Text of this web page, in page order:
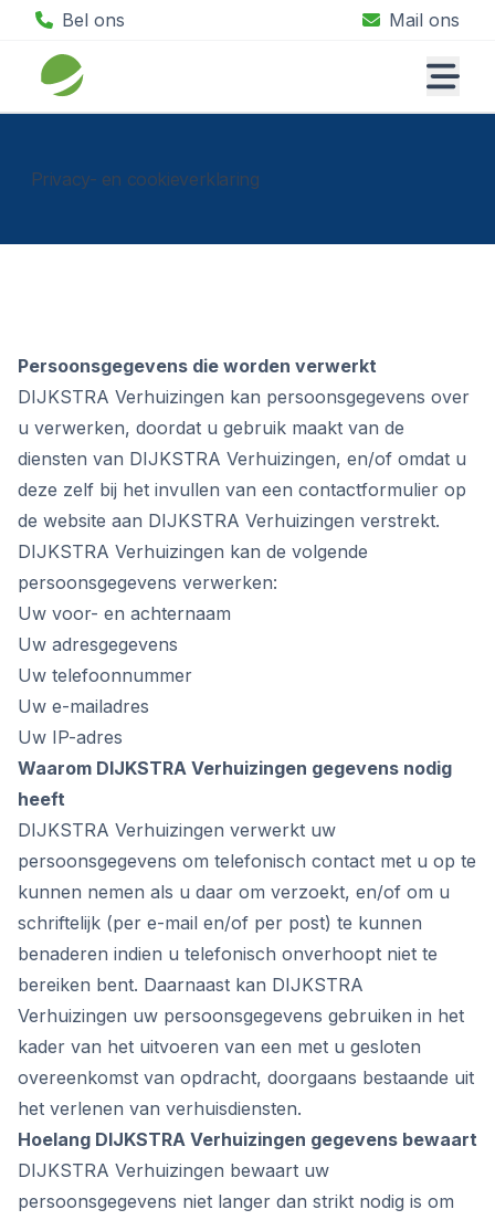
Bel ons Mail ons
Privacy- en cookieverklaring
Persoonsgegevens die worden verwerkt
DIJKSTRA Verhuizingen kan persoonsgegevens over
u verwerken, doordat u gebruik maakt van de
diensten van DIJKSTRA Verhuizingen, en/of omdat u
deze zelf bij het invullen van een contactformulier op
de website aan DIJKSTRA Verhuizingen verstrekt.
DIJKSTRA Verhuizingen kan de volgende
persoonsgegevens verwerken:
Uw voor- en achternaam
Uw adresgegevens
Uw telefoonnummer
Uw e-mailadres
Uw IP-adres
Waarom DIJKSTRA Verhuizingen gegevens nodig
heeft
DIJKSTRA Verhuizingen verwerkt uw
persoonsgegevens om telefonisch contact met u op te
kunnen nemen als u daar om verzoekt, en/of om u
schriftelijk (per e-mail en/of per post) te kunnen
benaderen indien u telefonisch onverhoopt niet te
bereiken bent. Daarnaast kan DIJKSTRA
Verhuizingen uw persoonsgegevens gebruiken in het
kader van het uitvoeren van een met u gesloten
overeenkomst van opdracht, doorgaans bestaande uit
het verlenen van verhuisdiensten.
Hoelang DIJKSTRA Verhuizingen gegevens bewaart
DIJKSTRA Verhuizingen bewaart uw
persoonsgegevens niet langer dan strikt nodig is om